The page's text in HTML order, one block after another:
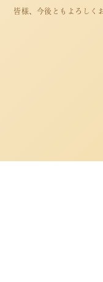
皆様、今後ともよろしく